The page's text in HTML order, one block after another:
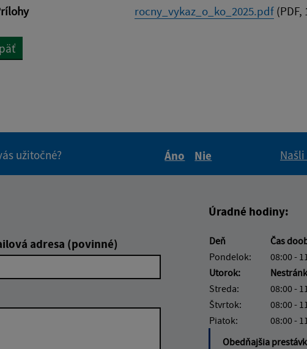
rocny_vykaz_o_ko_2025.pdf (PDF,
užitočné?
Áno
Nie
adresa (povinné)
Úradné hodiny:
Deň Čas
Pondelok:
08:00 -
Utorok:
Streda:
08:00 -
Štvrtok:
08:00 -
Piatok:
08:00 -
Obedňajšia